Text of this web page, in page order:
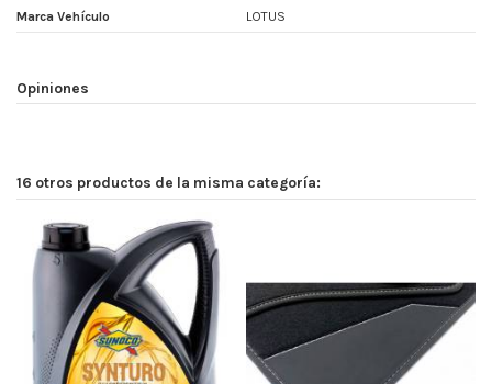
Marca Vehículo LOTUS
Opiniones
16 otros productos de la misma categoría: